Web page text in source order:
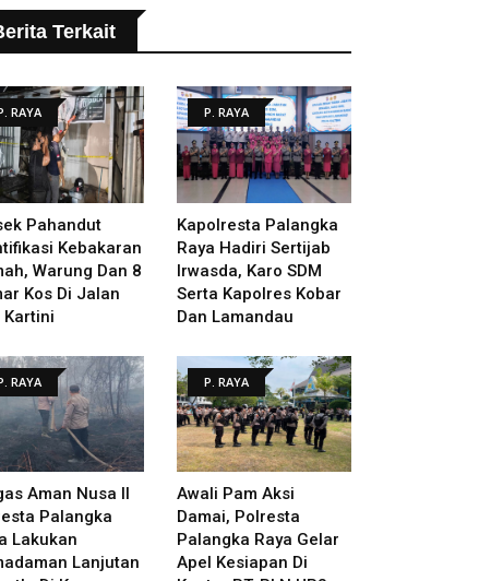
Terkait
RAYA
Pahandut
Kebakaran
Warung Dan 8
Kos Di Jalan
Kartini
P. RAYA
Kapolresta Palangka
Raya Hadiri Sertijab
Irwasda, Karo SDM
Serta Kapolres Kobar
Dan Lamandau
RAYA
Aman Nusa II
Palangka
Lakukan
Lanjutan
P. RAYA
Awali Pam Aksi
Damai, Polresta
Palangka Raya Gelar
Apel Kesiapan Di